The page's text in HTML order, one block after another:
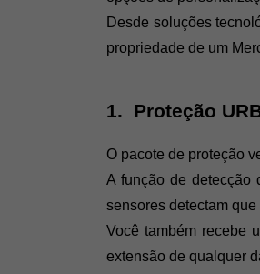
Desde soluções
propriedade de um
1.  Proteção
O pacote de proteção
A função de detecção
sensores detectam
Você também recebe
extensão de qualquer